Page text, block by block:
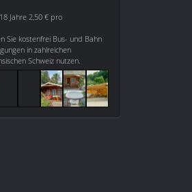
Jahre 2,50 € pro
Sie kostenfrei Bus- und Bahn
in zahlreichen
Schweiz nutzen.